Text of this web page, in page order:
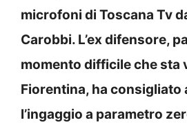
microfoni di Toscana Tv
Carobbi. L’ex difensore,
momento difficile che sta
Fiorentina, ha consigliato
l’ingaggio a parametro